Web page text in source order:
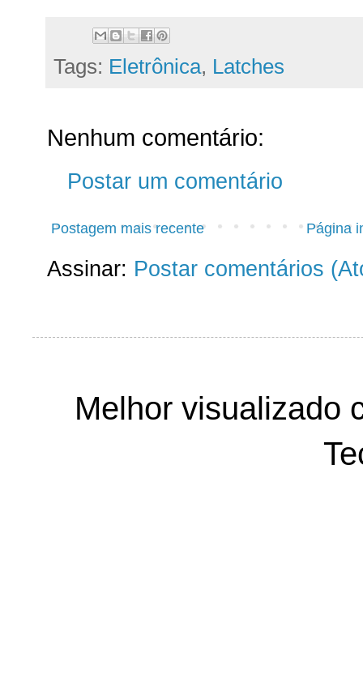
Tags: Eletrônica, Latches
Nenhum comentário:
Postar um comentário
Postagem mais recente Página
Assinar: Postar comentários
Melhor visualizado